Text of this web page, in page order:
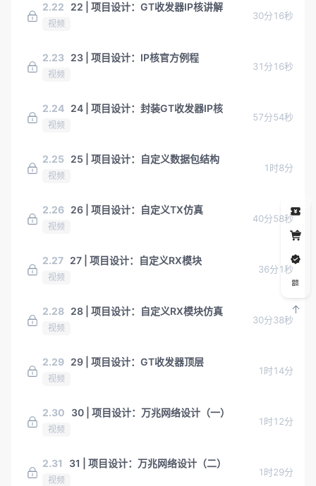
2.22 22 | 项目设计：GT收发器IP核讲解
视频
30分16秒
2.23 23 | 项目设计：IP核官方例程
视频
31分16秒
2.24 24 | 项目设计：封装GT收发器IP核
视频
57分54秒
2.25 25 | 项目设计：自定义数据包结构
视频
1时8分
2.26 26 | 项目设计：自定义TX仿真
视频
40分58秒
2.27 27 | 项目设计：自定义RX模块
视频
36分1秒
2.28 28 | 项目设计：自定义RX模块仿真
视频
30分38秒
2.29 29 | 项目设计：GT收发器顶层
视频
1时14分
2.30 30 | 项目设计：万兆网络设计（一）
视频
1时12分
2.31 31 | 项目设计：万兆网络设计（二）
视频
1时29分